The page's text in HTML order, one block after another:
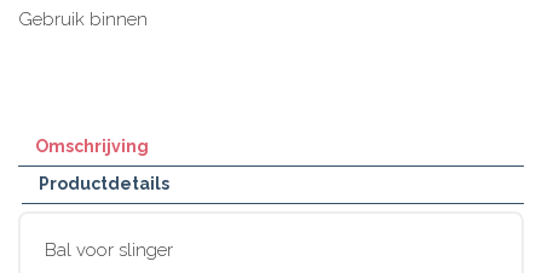
Gebruik binnen
Omschrijving
Productdetails
Bal voor slinger